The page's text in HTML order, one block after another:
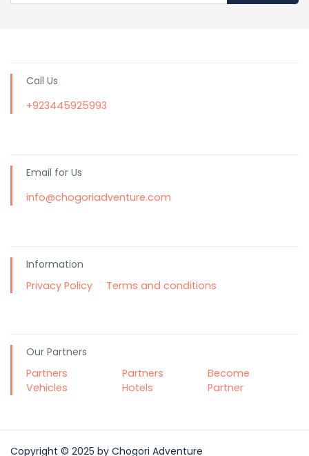
Call Us
+923445925993
Email for Us
info@chogoriadventure.com
Information
Privacy Policy
Terms and conditions
Our Partners
Partners
Vehicles
Partners
Hotels
Become
Partner
Copyright © 2025 by Chogori Adventure